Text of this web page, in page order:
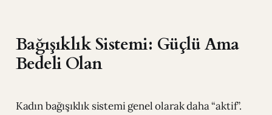
Bağışıklık Sistemi: Güçlü Ama
Bedeli Olan
Kadın bağışıklık sistemi genel olarak daha “aktif”.